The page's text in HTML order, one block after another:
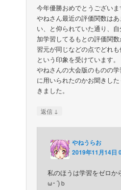
今年優勝おめでとうございま
やねさん最近の評価関数は
い、と仰られていた通り、
加学習してるもとの評価関
習元が同じなどの点でどれ
という印象を受けています。
やねさんの大会版のものの
に用いられたのかお聞きし
きました。
返信 ↓
やねうらお
2019年11月14日
私のほうは学習をゼロか
ω･´)ｂ